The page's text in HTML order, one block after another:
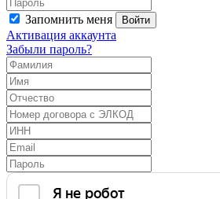
Запомнить меня Войти
Активация аккаунта
Забыли пароль?